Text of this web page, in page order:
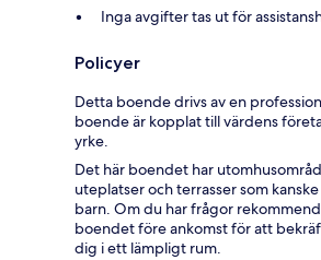
Inga avgifter tas ut för
Policyer
Detta boende drivs av en
boende är kopplat till värdens
yrke.
Det här boendet har
uteplatser och terrasser som
barn. Om du har frågor
boendet före ankomst för att
dig i ett lämpligt rum.